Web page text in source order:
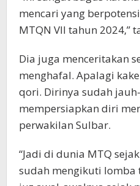
mencari yang
MTQN VII tahun 2024,”
Dia juga menceritakan
menghafal. Apalagi
qori. Dirinya sudah
mempersiapkan diri
perwakilan Sulbar.
“Jadi di dunia MTQ
sudah mengikuti lomba